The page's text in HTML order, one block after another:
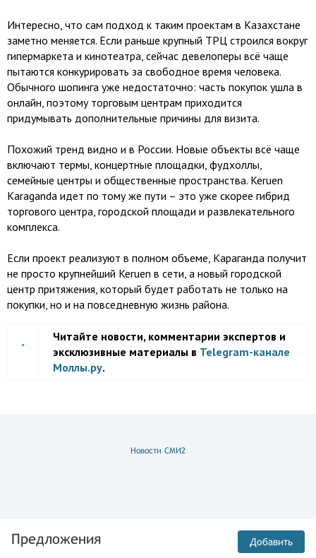
Интересно, что сам подход к таким проектам в Казахстане
заметно меняется. Если раньше крупный ТРЦ строился вокруг
гипермаркета и кинотеатра, сейчас девелоперы всё чаще
пытаются конкурировать за свободное время человека.
Обычного шопинга уже недостаточно: часть покупок ушла в
онлайн, поэтому торговым центрам приходится
придумывать дополнительные причины для визита.
Похожий тренд видно и в России. Новые объекты всё чаще
включают термы, концертные площадки, фудхоллы,
семейные центры и общественные пространства. Keruen
Karaganda идет по тому же пути – это уже скорее гибрид
торгового центра, городской площади и развлекательного
комплекса.
Если проект реализуют в полном объеме, Караганда получит
не просто крупнейший Keruen в сети, а новый городской
центр притяжения, который будет работать не только на
покупки, но и на повседневную жизнь района.
Читайте новости, комментарии экспертов и
эксклюзивные материалы в Telegram-канале
Моллы.ру.
Новости СМИ2
Предложения Добавить